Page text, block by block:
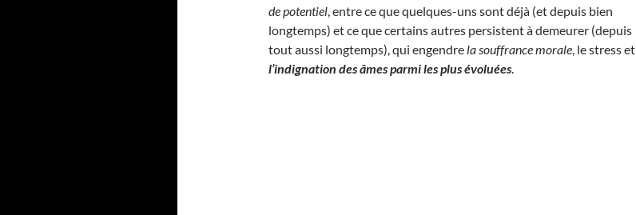
de potentiel, entre ce que quelques-uns sont déjà (et depuis bien
longtemps) et ce que certains autres persistent à demeurer (depuis
tout aussi longtemps), qui engendre la souffrance morale, le stress et
l’indignation des âmes parmi les plus évoluées.